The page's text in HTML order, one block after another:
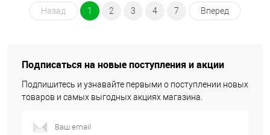
Назад 1 2 3 4 7 Вперед
Подписаться на новые поступления и акции
Подпишитесь и узнавайте первыми о поступлении новых
товаров и самых выгодных акциях магазина.